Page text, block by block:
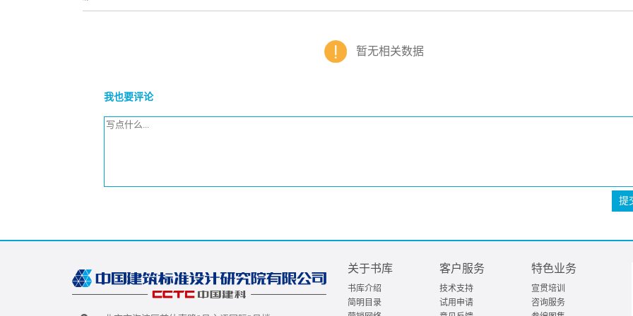
暂无相关数据
我也要评论
提
关于书库
书库介绍
简明目录
客户服务
技术支持
试用申请
特色业务
宣贯培训
咨询服务